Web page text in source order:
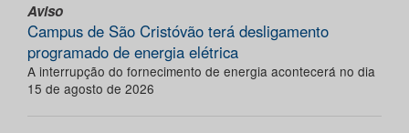
Aviso
Campus de São Cristóvão terá desligamento
programado de energia elétrica
A interrupção do fornecimento de energia acontecerá no dia
15 de agosto de 2026